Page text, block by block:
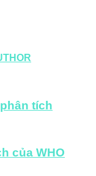
tích
của WHO